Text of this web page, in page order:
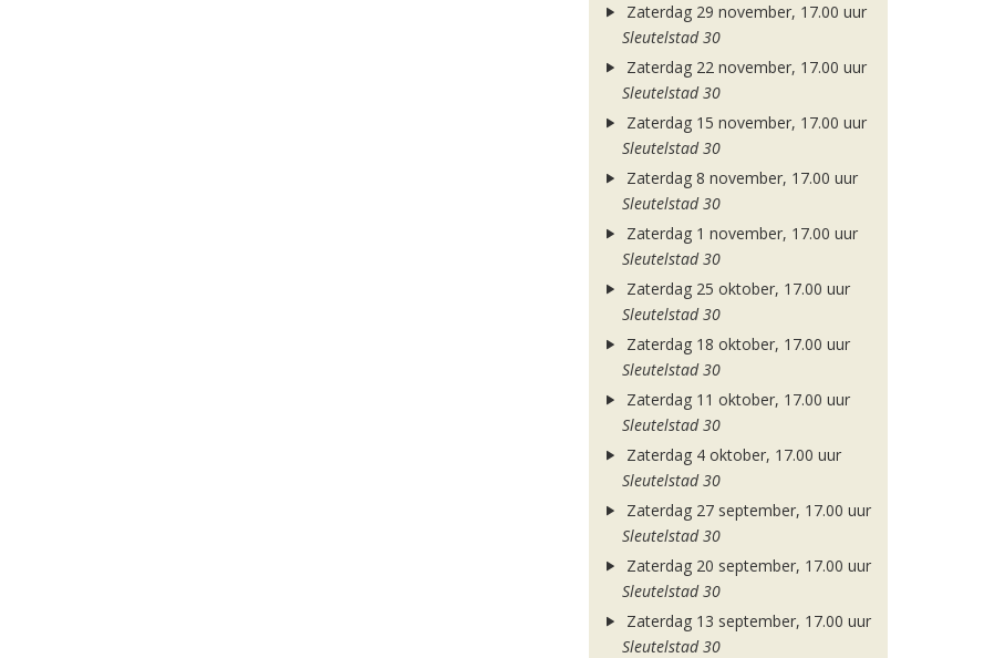
Zaterdag 29 november, 17.00 uur
Sleutelstad 30
Zaterdag 22 november, 17.00 uur
Sleutelstad 30
Zaterdag 15 november, 17.00 uur
Sleutelstad 30
Zaterdag 8 november, 17.00 uur
Sleutelstad 30
Zaterdag 1 november, 17.00 uur
Sleutelstad 30
Zaterdag 25 oktober, 17.00 uur
Sleutelstad 30
Zaterdag 18 oktober, 17.00 uur
Sleutelstad 30
Zaterdag 11 oktober, 17.00 uur
Sleutelstad 30
Zaterdag 4 oktober, 17.00 uur
Sleutelstad 30
Zaterdag 27 september, 17.00 uur
Sleutelstad 30
Zaterdag 20 september, 17.00 uur
Sleutelstad 30
Zaterdag 13 september, 17.00 uur
Sleutelstad 30